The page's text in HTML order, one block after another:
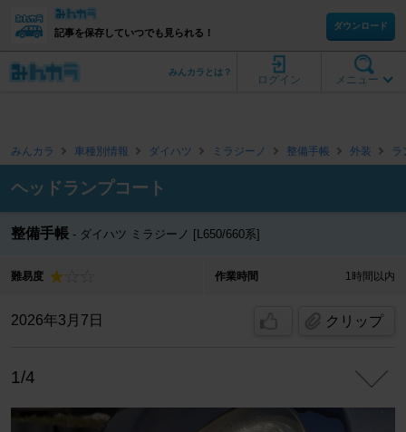
記事を保存していつでも見られる！
ダウンロード
メニュー
ログイン
みんカラとは？
みんカラ 車種別情報 ダイハツ ミラジーノ 整備手帳 外装 ラ
ヘッドランプコート
整備手帳 ダイハツ ミラジーノ [L650/660系]
難易度 作業時間 1時間以内
2026年3月7日 クリップ
1/4